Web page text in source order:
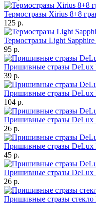
Термостразы Xirius 8+8
125 р.
Термостразы Light
95 р.
Пришивные стразы DeLux
39 р.
Пришивные стразы DeLux
104 р.
Пришивные стразы DeLux
26 р.
Пришивные стразы DeLux
45 р.
Пришивные стразы DeLux
26 р.
Пришивные стразы стекло